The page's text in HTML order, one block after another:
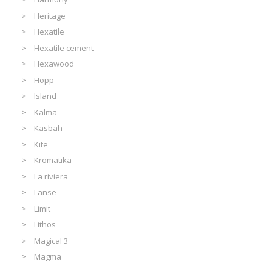
Heritage
Hexatile
Hexatile cement
Hexawood
Hopp
Island
Kalma
Kasbah
Kite
Kromatika
La riviera
Lanse
Limit
Lithos
Magical 3
Magma